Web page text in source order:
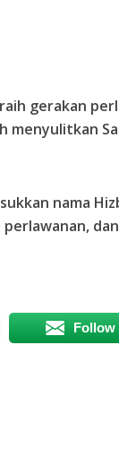
gerakan
menyulitkan
nama
dan
Follow